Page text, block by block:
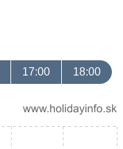
17:00 18:00